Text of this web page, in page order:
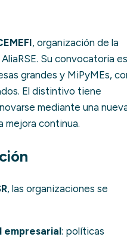
, organización de la
Su convocatoria es
grandes y MiPyMEs,
El distintivo tiene
mediante una
mejora continua.
, las organizaciones se
empresarial: políticas